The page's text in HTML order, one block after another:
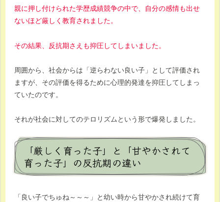
親に押し付けられた学歴成績競争の中で、自分の感情も出せ
ないほど厳しく教育されました。
その結果、反抗期さえも抑圧してしまいました。
周囲から、社会からは「逆らわない良い子」として評価され
ますが、その評価を得るために心理的発達を抑圧してしまっ
ていたのです。
それが社会に対してのテロリズムという形で爆発しました。
「厳しく育った子」と「甘やかされて
育った子」の反抗期の違い
「良い子でちゅね～～～」と幼い時から甘やかされ続けて育